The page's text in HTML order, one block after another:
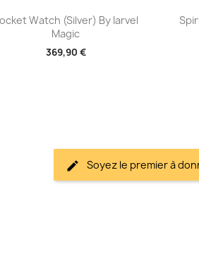
Aperçu rapide
Watch (Silver) By Iarvel
Magic
369,90 €
Soyez le premier à